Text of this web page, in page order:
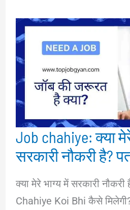
Job chahiye: क्या
सरकारी नौकरी है?
क्या मेरे भाग्य में सरकारी
Chahiye Koi Bhi कैसे